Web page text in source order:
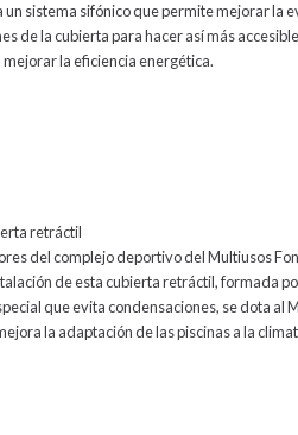
sistema sifónico que permite mejorar la
de la cubierta para hacer así más
la eficiencia energética.
retráctil
del complejo deportivo del Multiusos
de esta cubierta retráctil, formada
que evita condensaciones, se dota al
la adaptación de las piscinas a la